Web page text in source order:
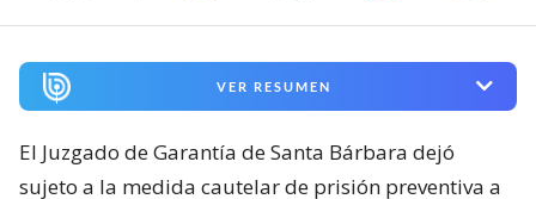
VER RESUMEN
El Juzgado de Garantía de Santa Bárbara dejó
sujeto a la medida cautelar de prisión preventiva a